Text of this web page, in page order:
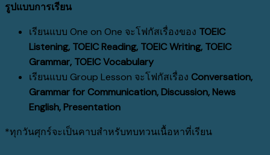
รูปแบบการเรียน
เรียนแบบ One on One จะโฟกัสเรื่องของ TOEIC
Listening, TOEIC Reading, TOEIC Writing, TOEIC
Grammar, TOEIC Vocabulary
เรียนแบบ Group Lesson จะโฟกัสเรื่อง Conversation,
Grammar for Communication, Discussion, News
English, Presentation
*ทุกวันศุกร์จะเป็นคาบสำหรับทบทวนเนื้อหาที่เรียน